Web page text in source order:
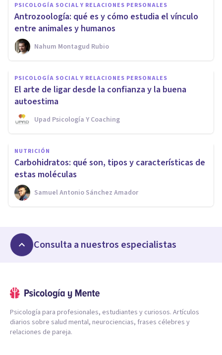
PSICOLOGÍA SOCIAL Y RELACIONES PERSONALES
Antrozoología: qué es y cómo estudia el vínculo
entre animales y humanos
Nahum Montagud Rubio
PSICOLOGÍA SOCIAL Y RELACIONES PERSONALES
El arte de ligar desde la confianza y la buena
autoestima
Upad Psicología Y Coaching
NUTRICIÓN
Carbohidratos: qué son, tipos y características de
estas moléculas
Samuel Antonio Sánchez Amador
Consulta a nuestros especialistas
Psicología para profesionales, estudiantes y curiosos. Artículos
diarios sobre salud mental, neurociencias, frases célebres y
relaciones de pareja.